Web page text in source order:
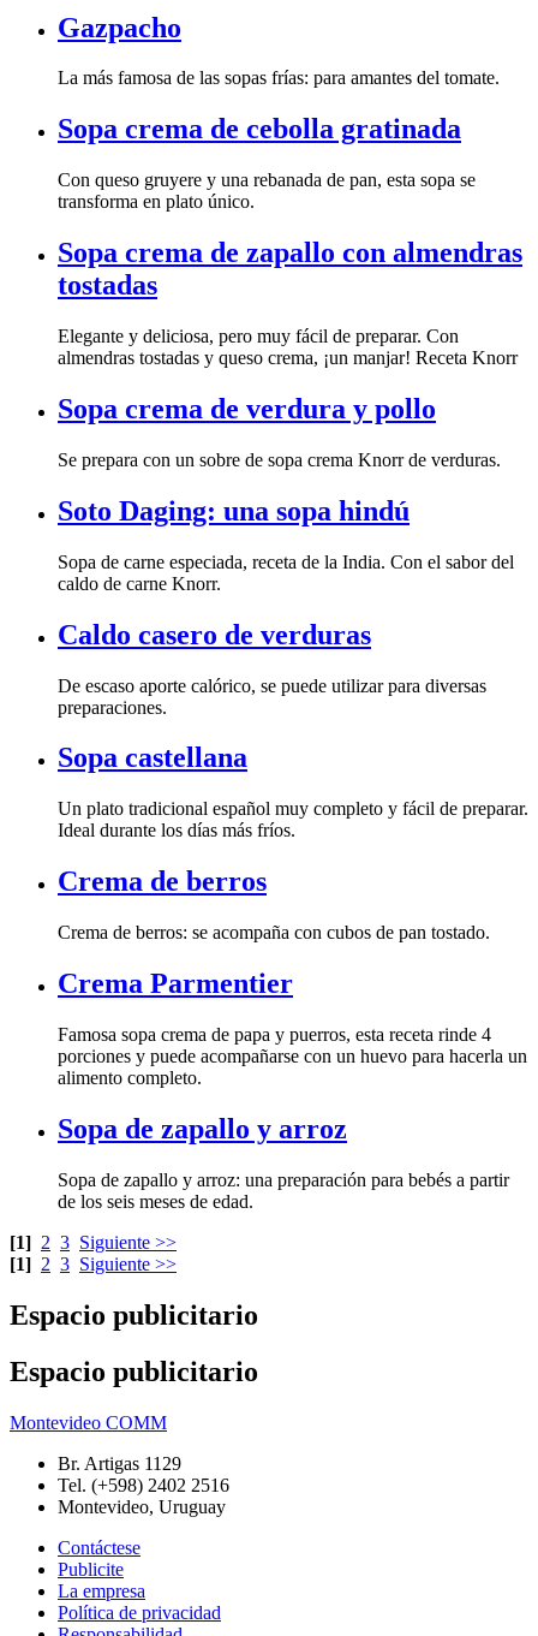
Gazpacho
La más famosa de las sopas frías: para amantes del tomate.
Sopa crema de cebolla gratinada
transforma en plato único.
tostadas
almendras tostadas y queso crema, ¡un manjar! Receta Knorr
Sopa crema de verdura y pollo
Se prepara con un sobre de sopa crema Knorr de verduras.
Soto Daging: una sopa hindú
caldo de carne Knorr.
Caldo casero de verduras
preparaciones.
Sopa castellana
Ideal durante los días más fríos.
Crema de berros
Crema de berros: se acompaña con cubos de pan tostado.
Crema Parmentier
alimento completo.
Sopa de zapallo y arroz
de los seis meses de edad.
[1] 2 3 Siguiente >>
[1] 2 3 Siguiente >>
Espacio publicitario
Espacio publicitario
Montevideo COMM
Br. Artigas 1129
Tel. (+598) 2402 2516
Montevideo, Uruguay
Contáctese
Publicite
La empresa
Política de privacidad